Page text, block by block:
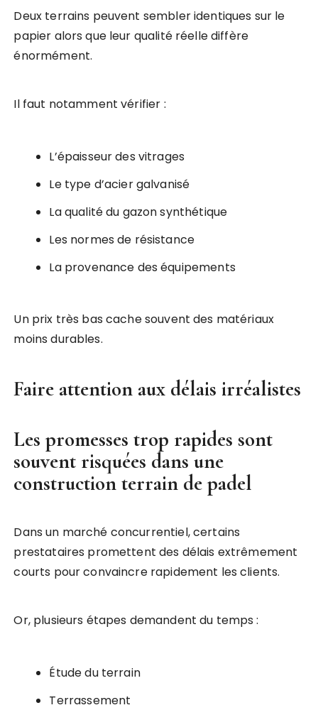
Deux terrains peuvent sembler identiques sur le
papier alors que leur qualité réelle diffère
énormément.
Il faut notamment vérifier :
L’épaisseur des vitrages
Le type d’acier galvanisé
La qualité du gazon synthétique
Les normes de résistance
La provenance des équipements
Un prix très bas cache souvent des matériaux
moins durables.
Faire attention aux délais irréalistes
Les promesses trop rapides sont
souvent risquées dans une
construction terrain de padel
Dans un marché concurrentiel, certains
prestataires promettent des délais extrêmement
courts pour convaincre rapidement les clients.
Or, plusieurs étapes demandent du temps :
Étude du terrain
Terrassement